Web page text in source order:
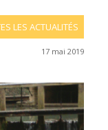
LES ACTUALITÉS
17 mai 2019